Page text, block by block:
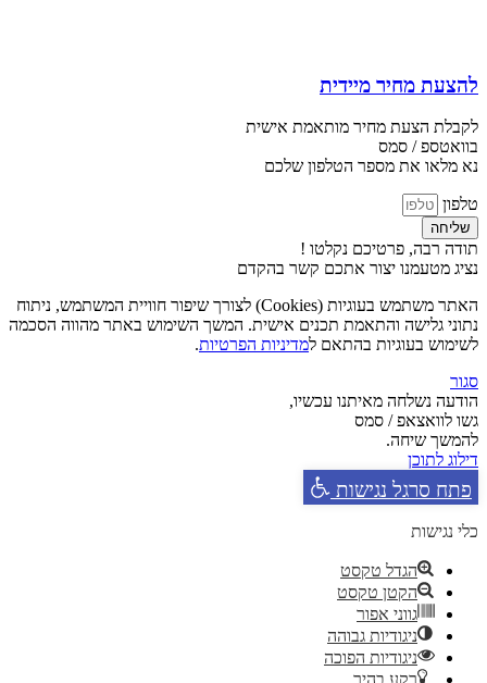
להצעת מחיר מיידית
לקבלת הצעת מחיר מותאמת אישית
בוואטספ / סמס
נא מלאו את מספר הטלפון שלכם
טלפון
שליחה
תודה רבה, פרטיכם נקלטו !
נציג מטעמנו יצור אתכם קשר בהקדם
האתר משתמש בעוגיות (Cookies) לצורך שיפור חוויית המשתמש, ניתוח
נתוני גלישה והתאמת תכנים אישית. המשך השימוש באתר מהווה הסכמה
לשימוש בעוגיות בהתאם למדיניות הפרטיות.
סגור
הודעה נשלחה מאיתנו עכשיו,
גשו לוואצאפ / סמס
להמשך שיחה.
דילוג לתוכן
פתח סרגל נגישות
כלי נגישות
הגדל טקסט
הקטן טקסט
גווני אפור
ניגודיות גבוהה
ניגודיות הפוכה
רקע בהיר